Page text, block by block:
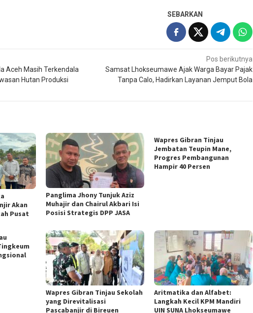
SEBARKAN
Aceh Masih Terkendala
Hutan Produksi
Pos berikutnya
Samsat Lhokseumawe Ajak Warga Bayar Pajak
Tanpa Calo, Hadirkan Layanan Jemput Bola
Akan
Pusat
Panglima Jhony Tunjuk Aziz
Muhajir dan Chairul Akbari Isi
Posisi Strategis DPP JASA
Wapres Gibran Tinjau
Jembatan Teupin Mane,
Progres Pembangunan
Hampir 40 Persen
Wapres Gibran Tinjau Sekolah
yang Direvitalisasi
Pascabanjir di Bireuen
Aritmatika dan Alfabet:
Langkah Kecil KPM Mandiri
UIN SUNA Lhokseumawe